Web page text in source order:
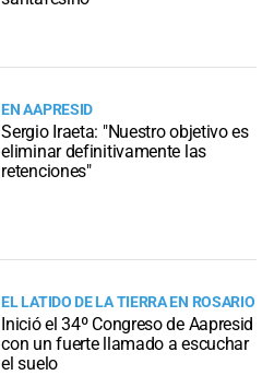
EN AAPRESID
Sergio Iraeta: "Nuestro objetivo es
eliminar definitivamente las
retenciones"
EL LATIDO DE LA TIERRA EN ROSARIO
Inició el 34º Congreso de Aapresid
con un fuerte llamado a escuchar
el suelo